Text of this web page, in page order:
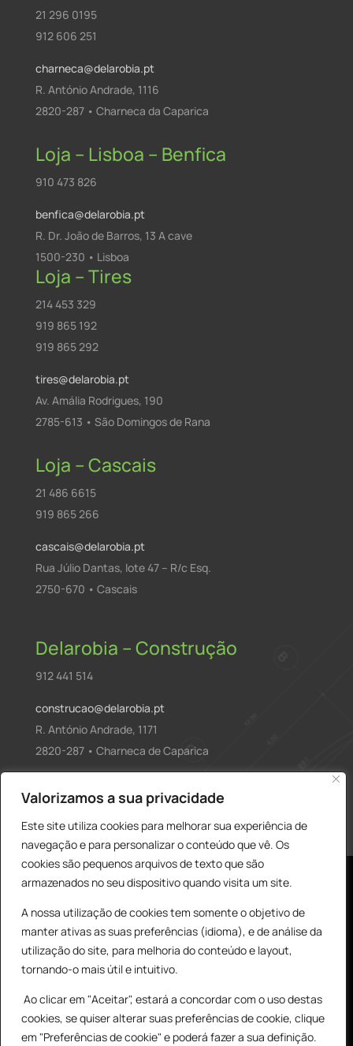
Valorizamos a sua privacidade
Este site utiliza cookies para melhorar sua experiência de
navegação e para personalizar o conteúdo que vê. Os
cookies são pequenos arquivos de texto que são
armazenados no seu dispositivo quando visita um site.
A nossa utilização de cookies tem somente o objetivo de
manter ativas as suas preferências (idioma), e de análise da
utilização do site, para melhoria do conteúdo e layout,
tornando-o mais útil e intuitivo.
Ao clicar em "Aceitar", estará a concordar com o uso destas
cookies, se quiser alterar suas preferências de cookie, clique
em "Preferências de cookie" e poderá fazer a sua definição.
21 296 0195
912 606 251
charneca@delarobia.pt
R. António Andrade, 1116
2820-287 • Charneca da Caparica
Loja – Lisboa – Benfica
910 473 826
benfica@delarobia.pt
R. Dr. João de Barros, 13 A cave
1500-230 • Lisboa
Loja – Tires
214 453 329
919 865 192
919 865 292
tires@delarobia.pt
Av. Amália Rodrigues, 190
2785-613 • São Domingos de Rana
Loja – Cascais
21 486 6615
919 865 266
cascais@delarobia.pt
Rua Júlio Dantas, lote 47 – R/c Esq.
2750-670 • Cascais
Delarobia – Construção
912 441 514
construcao@delarobia.pt
R. António Andrade, 1171
2820-287 • Charneca de Caparica
Products
search
Desenvolvidor por: Tecnologias Imaginadas
0